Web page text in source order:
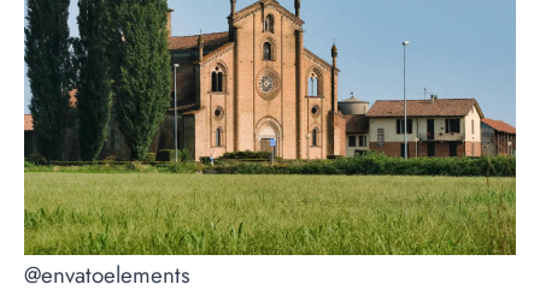
@envatoelements